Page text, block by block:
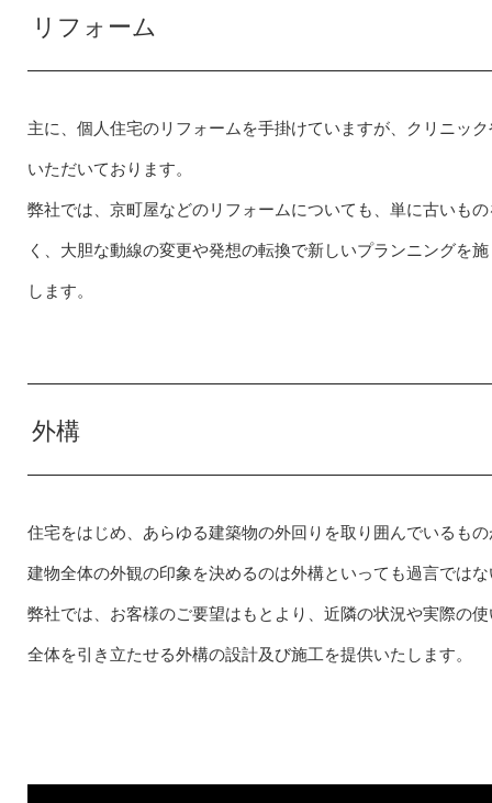
リフォーム
主に、個人住宅のリフォームを手掛けていますが、クリニッ
いただいております。
弊社では、京町屋などのリフォームについても、単に古いも
く、大胆な動線の変更や発想の転換で新しいプランニングを
します。
外構
住宅をはじめ、あらゆる建築物の外回りを取り囲んでいるも
建物全体の外観の印象を決めるのは外構といっても過言では
弊社では、お客様のご要望はもとより、近隣の状況や実際の
全体を引き立たせる外構の設計及び施工を提供いたします。